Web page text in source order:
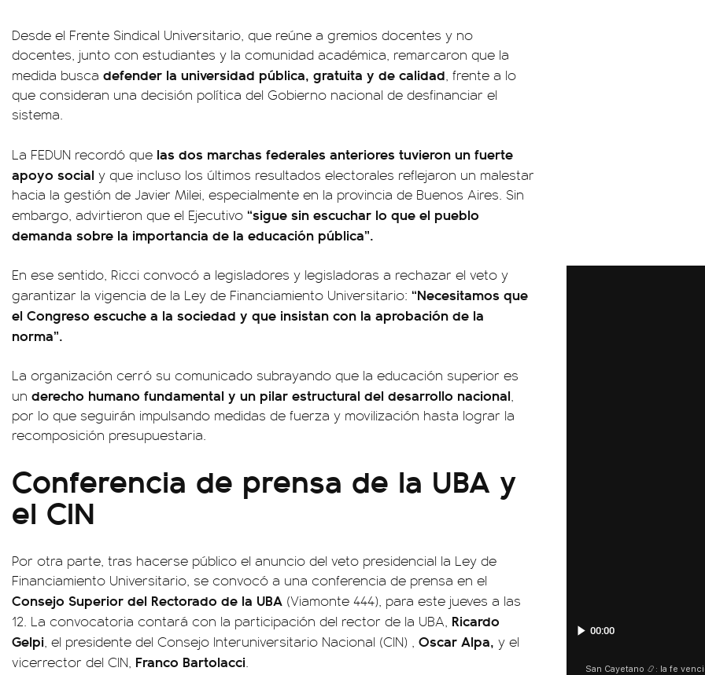
Desde el Frente Sindical Universitario, que reúne a gremios docentes y no
docentes, junto con estudiantes y la comunidad académica, remarcaron que la
medida busca defender la universidad pública, gratuita y de calidad, frente a lo
que consideran una decisión política del Gobierno nacional de desfinanciar el
sistema.
La FEDUN recordó que las dos marchas federales anteriores tuvieron un fuerte
apoyo social y que incluso los últimos resultados electorales reflejaron un malestar
hacia la gestión de Javier Milei, especialmente en la provincia de Buenos Aires. Sin
embargo, advirtieron que el Ejecutivo “sigue sin escuchar lo que el pueblo
demanda sobre la importancia de la educación pública”.
En ese sentido, Ricci convocó a legisladores y legisladoras a rechazar el veto y
garantizar la vigencia de la Ley de Financiamiento Universitario: “Necesitamos que
el Congreso escuche a la sociedad y que insistan con la aprobación de la
norma”.
La organización cerró su comunicado subrayando que la educación superior es
un derecho humano fundamental y un pilar estructural del desarrollo nacional,
por lo que seguirán impulsando medidas de fuerza y movilización hasta lograr la
recomposición presupuestaria.
Conferencia de prensa de la UBA y
el CIN
Por otra parte, tras hacerse público el anuncio del veto presidencial la Ley de
Financiamiento Universitario, se convocó a una conferencia de prensa en el
Consejo Superior del Rectorado de la UBA (Viamonte 444), para este jueves a las
12. La convocatoria contará con la participación del rector de la UBA, Ricardo
Gelpi, el presidente del Consejo Interuniversitario Nacional (CIN) , Oscar Alpa, y el
vicerrector del CIN, Franco Bartolacci.
00:00
“Preferís la joda y yo